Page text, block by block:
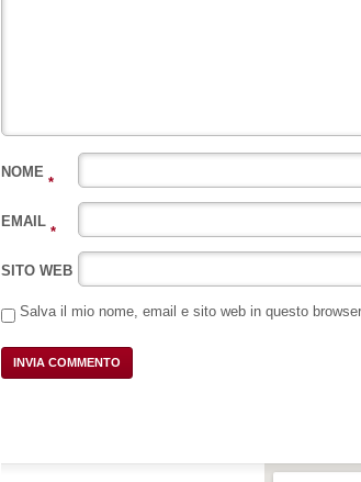
NOME
*
EMAIL
*
SITO WEB
Salva il mio nome, email e sito web in questo